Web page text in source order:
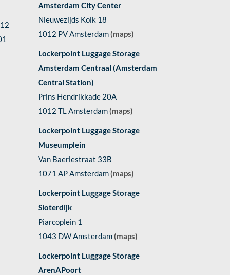
Amsterdam City Center
Nieuwezijds Kolk 18
1012 PV Amsterdam(maps)
Lockerpoint Luggage Storage
Amsterdam Centraal (Amsterdam
Central Station)
Prins Hendrikkade 20A
1012 TL Amsterdam(maps)
Lockerpoint Luggage Storage
Museumplein
Van Baerlestraat 33B
1071 AP Amsterdam(maps)
Lockerpoint Luggage Storage
Sloterdijk
Piarcoplein 1
1043 DW Amsterdam(maps)
Lockerpoint Luggage Storage
ArenAPoort